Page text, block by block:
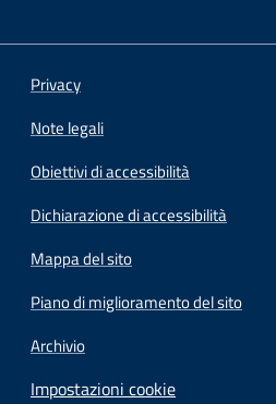
Privacy
Note legali
Obiettivi di accessibilità
Dichiarazione di accessibilità
Mappa del sito
Piano di miglioramento del sito
Archivio
Impostazioni cookie